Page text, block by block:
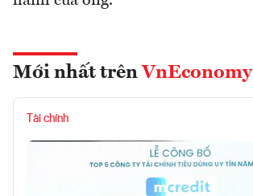
Mới nhất trên VnEconomy
Tài chính